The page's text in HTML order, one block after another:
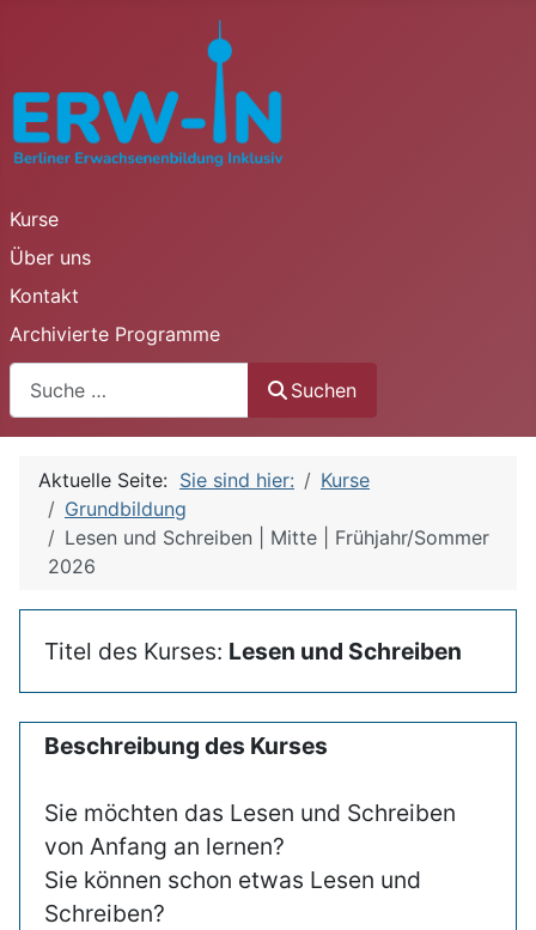
Kurse
Über uns
Kontakt
Archivierte Programme
Suchen
Aktuelle Seite: Sie sind hier:
Kurse
Grundbildung
Lesen und Schreiben | Mitte | Frühjahr/Sommer
2026
Titel des Kurses: Lesen und Schreiben
Beschreibung des Kurses
Sie möchten das Lesen und Schreiben
von Anfang an lernen?
Sie können schon etwas Lesen und
Schreiben?